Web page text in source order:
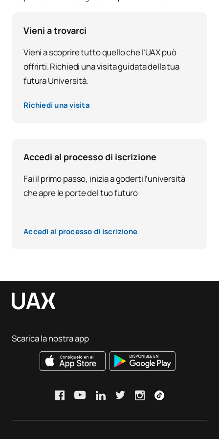
Vieni a trovarci
Vieni a scoprire tutto quello che l’UAX può
offrirti. Richiedi una visita guidata della tua
futura Università.
Richiedi una visita
Accedi al processo di iscrizione
Fai il primo passo, inizia a goderti l’università
che apre le porte del tuo futuro
Accedi al processo di iscrizione
Scarica la nostra app